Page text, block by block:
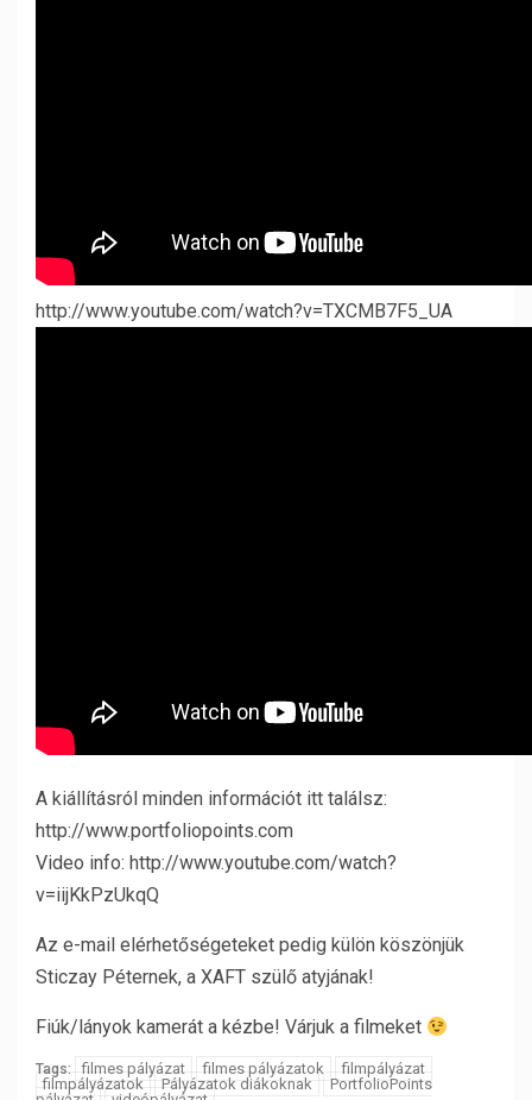
http://www.youtube.com/watch?v=TXCMB7F5_UA
A kiállításról minden információt itt találsz:
http://www.portfoliopoints.com
Video info: http://www.youtube.com/watch?
v=iijKkPzUkqQ
Az e-mail elérhetőségeteket pedig külön köszönjük
Sticzay Péternek, a XAFT szülő atyjának!
Fiúk/lányok kamerát a kézbe! Várjuk a filmeket
Tags: filmes pályázat filmes pályázatok
filmpályázat
filmpályázatok
Pályázatok diákoknak
PortfolioPoints